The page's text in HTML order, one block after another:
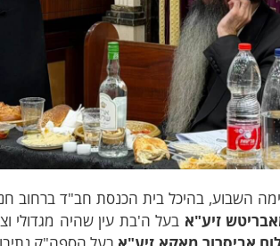
השבוע, בהיכל בית הכנסת חב"ד ברחוב
זיע"א בעל ה'בת עין שהיה מגדולי